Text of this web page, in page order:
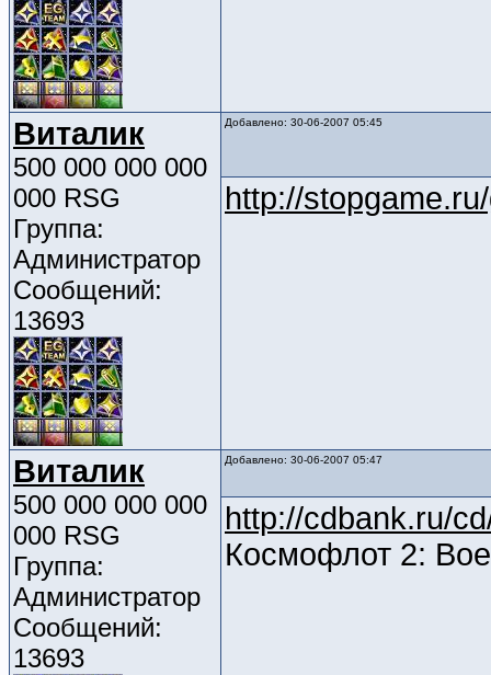
Виталик
500 000 000 000
000 RSG
Группа:
Администратор
Сообщений:
13693
Добавлено: 30-06-2007 05:45
http://
Виталик
500 000 000 000
000 RSG
Группа:
Администратор
Сообщений:
13693
Добавлено: 30-06-2007 05:47
http://cdbank.ru/
Космофлот 2: